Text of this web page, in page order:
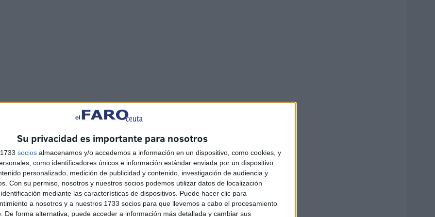
Su privacidad es importante para nosotros
socios almacenamos y/o accedemos a información en un dispositivo, como cookies, y
como identificadores únicos e información estándar enviada por un dispositivo
personalizado, medición de publicidad y contenido, investigación de audiencia y
Con su permiso, nosotros y nuestros socios podemos utilizar datos de localización
mediante las características de dispositivos. Puede hacer clic para
a nosotros y a nuestros 1733 socios para que llevemos a cabo el procesamiento
De forma alternativa, puede acceder a información más detallada y cambiar sus
el mundo debería conocer, el PAS (Proteger, Avisar y
lateral de seguridad y, al comprobar que
una maniobra para abrir sus vías respiratorias.